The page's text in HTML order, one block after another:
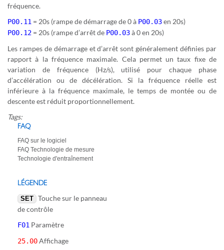
fréquence.
P00.11 = 20s (rampe de démarrage de 0 à P00.03en 20s)
P00.12 = 20s (rampe d’arrêt de P00.03à 0 en 20s)
Les rampes de démarrage et d’arrêt sont généralement définies par
rapport à la fréquence maximale. Cela permet un taux fixe de
variation de fréquence (Hz/s), utilisé pour chaque phase
d’accélération ou de décélération. Si la fréquence réelle est
inférieure à la fréquence maximale, le temps de montée ou de
descente est réduit proportionnellement.
Tags:
FAQ
FAQ sur le logiciel
FAQ Technologie de mesure
Technologie d'entraînement
LÉGENDE
SET
Touche sur le panneau
de contrôle
F01 Paramètre
25.00Affichage